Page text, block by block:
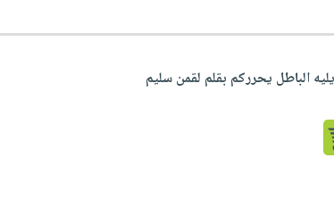
الباطل يحرركم بقلم لقمن سليم